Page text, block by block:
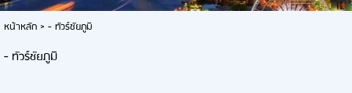
หน้าหลัก> - ทัวร์ชัยภูมิ
- ทัวร์ชัยภูมิ